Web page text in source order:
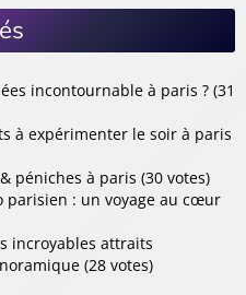
incontournable à paris ? (31
à expérimenter le soir à paris
péniches à paris (30 votes)
parisien : un voyage au cœur
incroyables attraits
(28 votes)